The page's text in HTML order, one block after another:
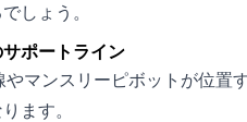
しょう。
ポートライン
マンスリーピボットが位置
ます。